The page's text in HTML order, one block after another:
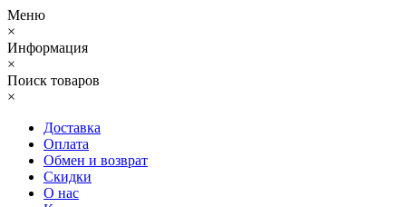
Меню
×
Информация
×
Поиск товаров
×
Доставка
Оплата
Обмен и возврат
Скидки
О нас